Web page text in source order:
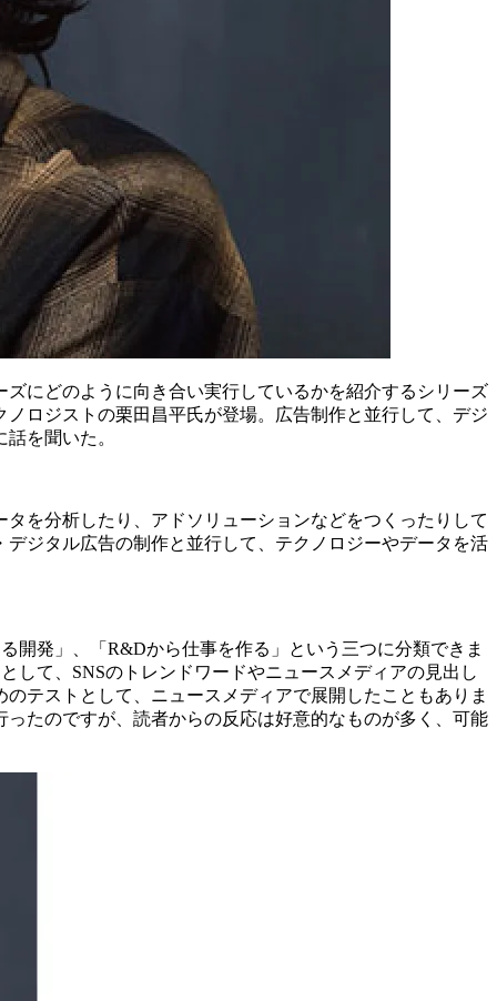
にどのように向き合い実行しているかを紹介するシリーズ
ロジストの栗田昌平氏が登場。広告制作と並行して、デジ
を聞いた。
を分析したり、アドソリューションなどをつくったりして
ジタル広告の制作と並行して、テクノロジーやデータを活
開発」、「R&Dから仕事を作る」という三つに分類できま
て、SNSのトレンドワードやニュースメディアの見出し
テストとして、ニュースメディアで展開したこともありま
たのですが、読者からの反応は好意的なものが多く、可能